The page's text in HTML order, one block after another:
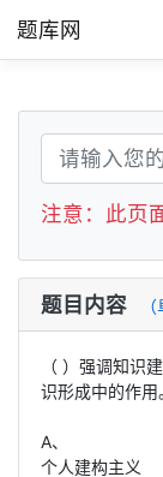
题库网
注意：此页
题目内容
（ ）强调知识
识形成中的作用。
A、
个人建构主义